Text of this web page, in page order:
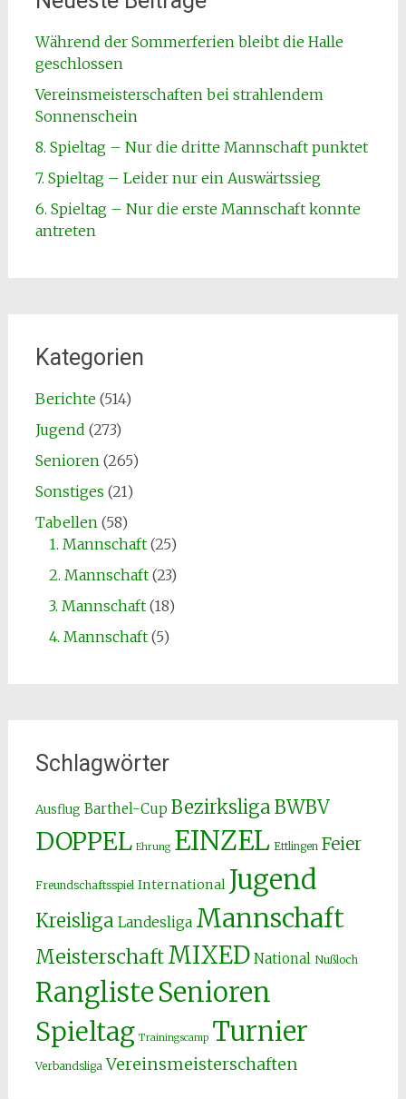
Während der Sommerferien bleibt die Halle
geschlossen
Vereinsmeisterschaften bei strahlendem
Sonnenschein
8. Spieltag – Nur die dritte Mannschaft punktet
7. Spieltag – Leider nur ein Auswärtssieg
6. Spieltag – Nur die erste Mannschaft konnte
antreten
Kategorien
Berichte(514)
Jugend (273)
Senioren(265)
Sonstiges (21)
Tabellen(58)
1. Mannschaft(25)
2. Mannschaft(23)
3. Mannschaft(18)
4. Mannschaft(5)
Schlagwörter
Ausflug Barthel-Cup BezirksligaBWBV
DOPPEL Ehrung EINZEL Ettlingen Feier
Freundschaftsspiel International Jugend
Kreisliga Landesliga Mannschaft
MeisterschaftMIXED National Nußloch
RanglisteSenioren
Spieltag Trainingscamp Turnier
Verbandsliga Vereinsmeisterschaften